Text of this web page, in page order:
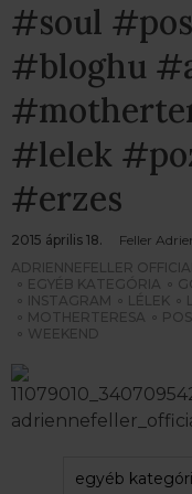
#soul
#bloghu
#lelek
#erzes
2015 április 18.
Feller
ADRIENNEFELLER
EGYÉB KATEGÓRIA
INSTAGRAM
LÉLEK
MOTHERTERESA
WEEKEND
egyéb